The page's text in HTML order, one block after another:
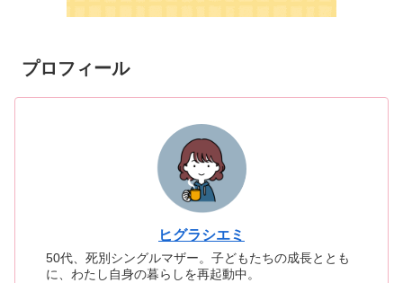
プロフィール
ヒグラシエミ
50代、死別シングルマザー。子どもたちの成長ととも
に、わたし自身の暮らしを再起動中。